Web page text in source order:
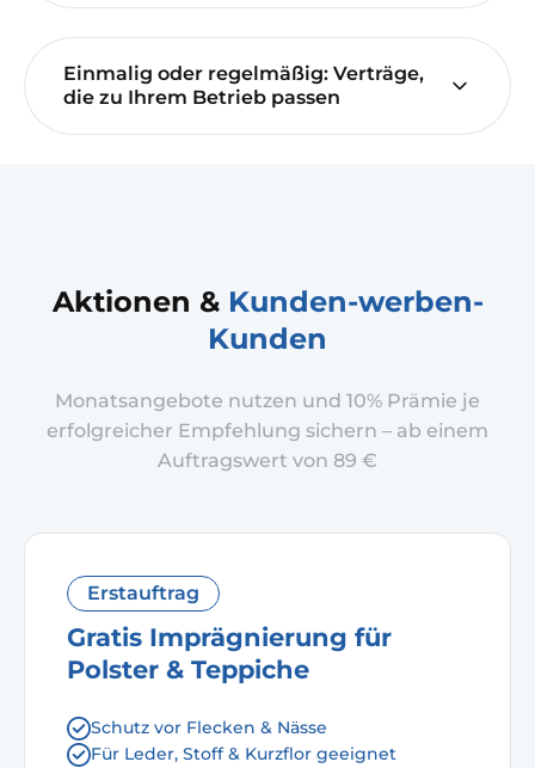
Einmalig oder regelmäßig: Verträge,
die zu Ihrem Betrieb passen
Aktionen & Kunden-werben-
Kunden
Monatsangebote nutzen und 10% Prämie je
erfolgreicher Empfehlung sichern – ab einem
Auftragswert von 89 €
Erstauftrag
Gratis Imprägnierung für
Polster & Teppiche
Schutz vor Flecken & Nässe
Für Leder, Stoff & Kurzflor geeignet